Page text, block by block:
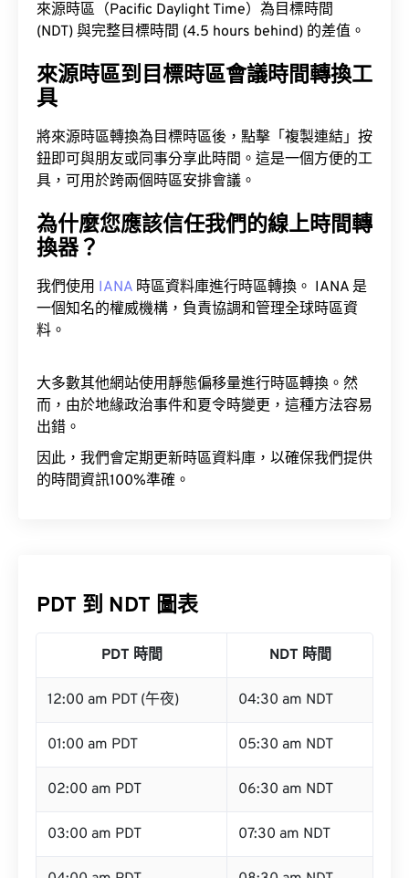
來源時區（Pacific Daylight Time）為目標時間
(NDT) 與完整目標時間 (4.5 hours behind) 的差值。
來源時區到目標時區會議時間轉換工
具
將來源時區轉換為目標時區後，點擊「複製連結」按
鈕即可與朋友或同事分享此時間。這是一個方便的工
具，可用於跨兩個時區安排會議。
為什麼您應該信任我們的線上時間轉
換器？
我們使用 IANA 時區資料庫進行時區轉換。 IANA 是
一個知名的權威機構，負責協調和管理全球時區資
料。
大多數其他網站使用靜態偏移量進行時區轉換。然
而，由於地緣政治事件和夏令時變更，這種方法容易
出錯。
因此，我們會定期更新時區資料庫，以確保我們提供
的時間資訊100%準確。
PDT 到 NDT 圖表
PDT 時間 NDT 時間
12:00 am PDT (午夜) 04:30 am NDT
01:00 am PDT 05:30 am NDT
02:00 am PDT 06:30 am NDT
03:00 am PDT 07:30 am NDT